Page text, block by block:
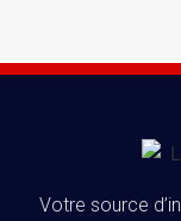
Votre source